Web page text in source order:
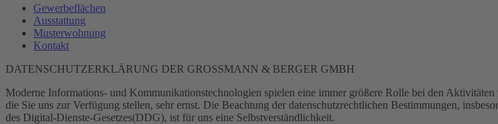
Gewerbeflächen
Ausstattung
Musterwohnung
Kontakt
DATENSCHUTZERKLÄRUNG DER GROSSMANN & BERGER GMBH
Moderne Informations- und Kommunikationstechnologien spielen eine immer größere Rolle bei den
die Sie uns zur Verfügung stellen, sehr ernst. Die Beachtung der datenschutzrechtlichen Bestimmungen,
des Digital-Dienste-Gesetzes(DDG), ist für uns eine Selbstverständlichkeit.